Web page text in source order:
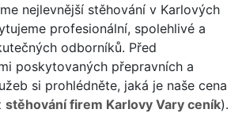
nejlevnější stěhování v Karlových
profesionální, spolehlivé a
odborníků. Před
poskytovaných přepravních a
si prohlédněte, jaká je naše cena
stěhování firem Karlovy Vary ceník).